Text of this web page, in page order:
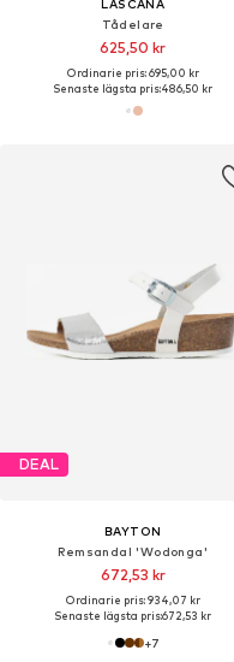
LASCANA
Tådelare
625,50 kr
Ordinarie pris: 695,00 kr
Senaste lägsta pris:486,50 kr
DEAL
BAYTON
Remsandal 'Wodonga'
672,53 kr
Ordinarie pris: 934,07 kr
Senaste lägsta pris:672,53 kr
+7